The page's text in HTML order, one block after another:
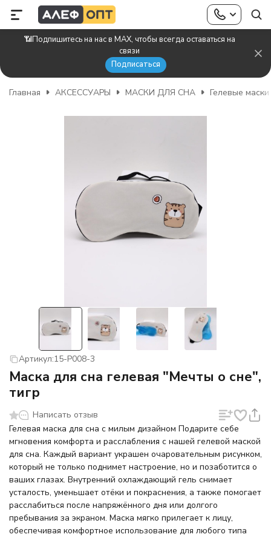
📶Подпишитесь на нас в MAX, чтобы всегда оставаться на
связи
Подписаться
Главная АКСЕССУАРЫ МАСКИ ДЛЯ СНА Гелевые
Артикул:15-P008-3
Маска для сна гелевая "Мечты о сне",
тигр
Написать отзыв
Гелевая маска для сна с милым дизайном Подарите себе
мгновения комфорта и расслабления с нашей гелевой маской
для сна. Каждый вариант украшен очаровательным рисунком,
который не только поднимет настроение, но и позаботится о
ваших глазах. Внутренний охлаждающий гель снимает
усталость, уменьшает отёки и покраснения, а также помогает
расслабиться после напряжённого дня или долгого
пребывания за экраном. Маска мягко прилегает к лицу,
обеспечивая комфортное использование для любого типа